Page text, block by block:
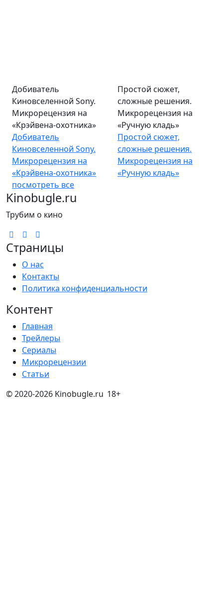
Добиватель
Киновселенной Sony.
Микрорецензия на
«Крэйвена-охотника»
Добиватель
Киновселенной Sony.
Микрорецензия на
«Крэйвена-охотника»
Простой сюжет,
сложные решения.
Микрорецензия на
«Ручную кладь»
Простой сюжет,
сложные решения.
Микрорецензия на
«Ручную кладь»
посмотреть все
Kinobugle.ru
Трубим о кино
Страницы
О нас
Контакты
Политика конфиденциальности
Контент
Главная
Трейлеры
Сериалы
Микрорецензии
Статьи
© 2020-2026 Kinobugle.ru 18+